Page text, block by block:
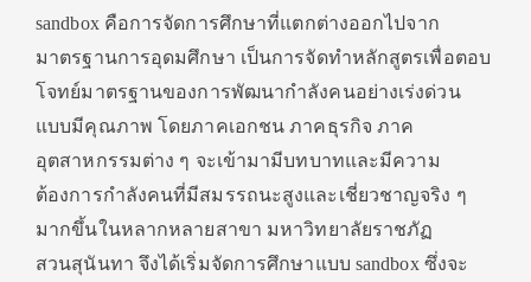
sandbox คือการจัดการศึกษาที่แตกต่างออกไปจาก
มาตรฐานการอุดมศึกษา เป็นการจัดทำหลักสูตรเพื่อตอบ
โจทย์มาตรฐานของการพัฒนากำลังคนอย่างเร่งด่วน
แบบมีคุณภาพ โดยภาคเอกชน ภาคธุรกิจ ภาค
อุตสาหกรรมต่าง ๆ จะเข้ามามีบทบาทและมีความ
ต้องการกำลังคนที่มีสมรรถนะสูงและเชี่ยวชาญจริง ๆ
มากขึ้นในหลากหลายสาขา มหาวิทยาลัยราชภัฏ
สวนสุนันทา จึงได้เริ่มจัดการศึกษาแบบ sandbox ซึ่งจะ